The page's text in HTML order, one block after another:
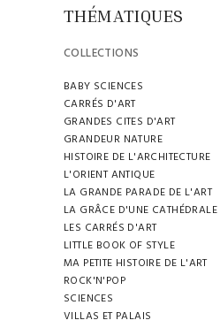
THÉMATIQUES
COLLECTIONS
BABY SCIENCES
CARRÉS D'ART
GRANDES CITES D'ART
GRANDEUR NATURE
HISTOIRE DE L'ARCHITECTURE
L'ORIENT ANTIQUE
LA GRANDE PARADE DE L'ART
LA GRÂCE D'UNE CATHÉDRALE
LES CARRÉS D'ART
LITTLE BOOK OF STYLE
MA PETITE HISTOIRE DE L'ART
ROCK'N'POP
SCIENCES
VILLAS ET PALAIS